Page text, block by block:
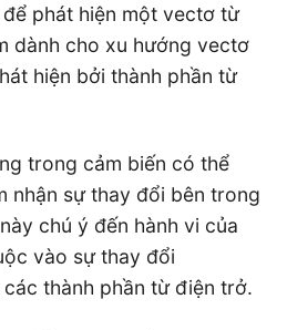
phát hiện một vectơ từ
dành cho xu hướng vectơ
hiện bởi thành phần từ
trong cảm biến có thể
nhận sự thay đổi bên trong
chú ý đến hành vi của
vào sự thay đổi
thành phần từ điện trở.